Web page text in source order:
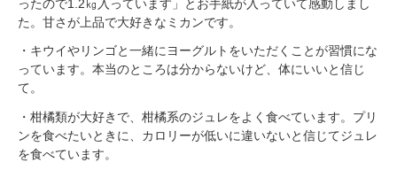
ったので1.2㎏入っています」とお手紙が入っていて感動しまし
た。甘さが上品で大好きなミカンです。
・キウイやリンゴと一緒にヨーグルトをいただくことが習慣にな
っています。本当のところは分からないけど、体にいいと信じ
て。
・柑橘類が大好きで、柑橘系のジュレをよく食べています。プリ
ンを食べたいときに、カロリーが低いに違いないと信じてジュレ
を食べています。